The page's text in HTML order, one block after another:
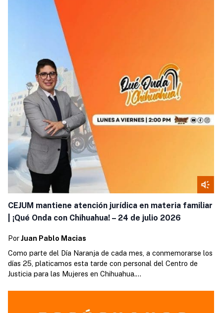
CEJUM mantiene atención jurídica en materia familiar
| ¡Qué Onda con Chihuahua! – 24 de julio 2026
Por Juan Pablo Macias
Como parte del Día Naranja de cada mes, a conmemorarse los
días 25, platicamos esta tarde con personal del Centro de
Justicia para las Mujeres en Chihuahua.